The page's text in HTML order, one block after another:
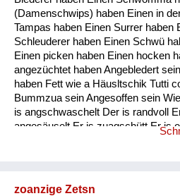
(Damenschwips) haben Einen in
Tampas haben Einen Surrer haben
Schleuderer haben Einen Schwü
Einen picken haben Einen hocken
angezüchtet haben Angebledert
haben Fett wie a Häusltschik Tutti
Bummzua sein Angesoffen sein
is angschwaschelt Der is randvoll
angesäuselt Er is zuagschütt Er is
schon gaunz steif Der is steif
Radierer Blunzenfett sein Angefüllt
zoanzige Zetsn